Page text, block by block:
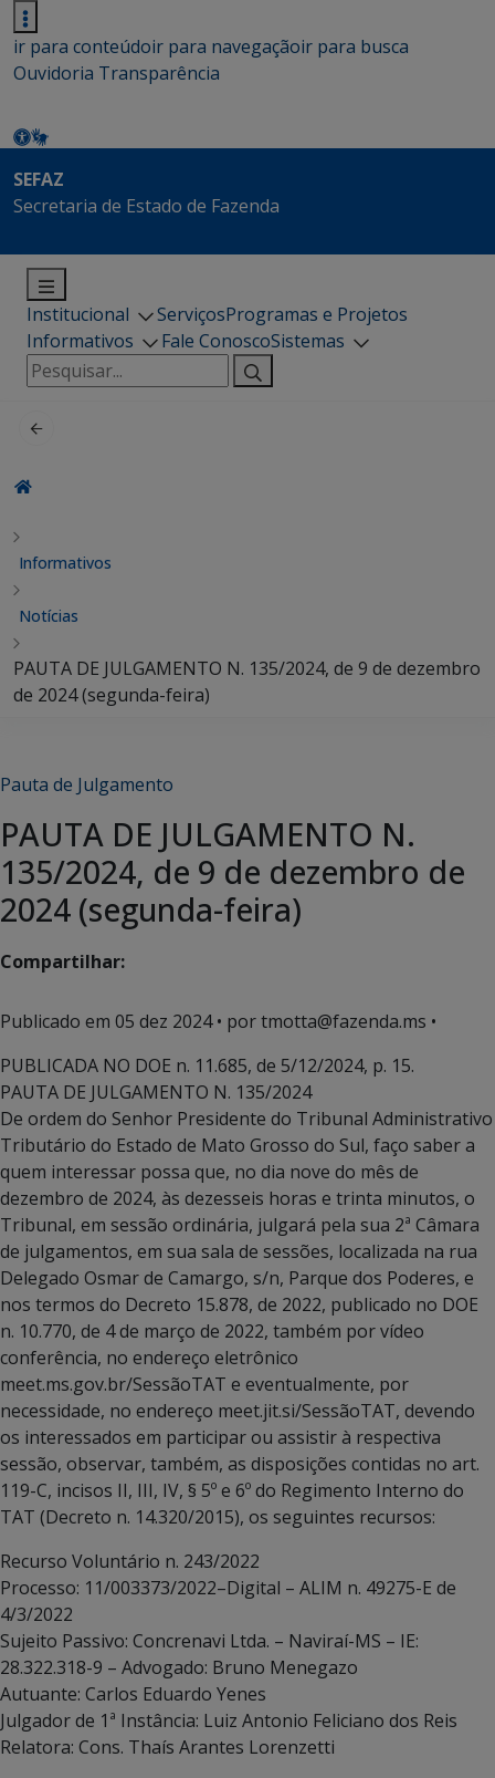
ir para conteúdoir para navegaçãoir para busca
Ouvidoria Transparência
SEFAZ
Secretaria de Estado de Fazenda
Institucional ServiçosProgramas e Projetos
Informativos
Fale ConoscoSistemas
Pesquisar
por:
Informativos
Notícias
PAUTA DE JULGAMENTO N. 135/2024, de 9 de dezembro
de 2024 (segunda-feira)
Pauta de Julgamento
PAUTA DE JULGAMENTO N.
135/2024, de 9 de dezembro de
2024 (segunda-feira)
Compartilhar:
Publicado em 05 dez 2024• por tmotta@fazenda.ms •
PUBLICADA NO DOE n. 11.685, de 5/12/2024, p. 15.
PAUTA DE JULGAMENTO N. 135/2024
De ordem do Senhor Presidente do Tribunal Administrativo
Tributário do Estado de Mato Grosso do Sul, faço saber a
quem interessar possa que, no dia nove do mês de
dezembro de 2024, às dezesseis horas e trinta minutos, o
Tribunal, em sessão ordinária, julgará pela sua 2ª Câmara
de julgamentos, em sua sala de sessões, localizada na rua
Delegado Osmar de Camargo, s/n, Parque dos Poderes, e
nos termos do Decreto 15.878, de 2022, publicado no DOE
n. 10.770, de 4 de março de 2022, também por vídeo
conferência, no endereço eletrônico
meet.ms.gov.br/SessãoTAT e eventualmente, por
necessidade, no endereço meet.jit.si/SessãoTAT, devendo
os interessados em participar ou assistir à respectiva
sessão, observar, também, as disposições contidas no art.
119-C, incisos II, III, IV, § 5º e 6º do Regimento Interno do
TAT (Decreto n. 14.320/2015), os seguintes recursos:
Recurso Voluntário n. 243/2022
Processo: 11/003373/2022–Digital – ALIM n. 49275-E de
4/3/2022
Sujeito Passivo: Concrenavi Ltda. – Naviraí-MS – IE:
28.322.318-9 – Advogado: Bruno Menegazo
Autuante: Carlos Eduardo Yenes
Julgador de 1ª Instância: Luiz Antonio Feliciano dos Reis
Relatora: Cons. Thaís Arantes Lorenzetti